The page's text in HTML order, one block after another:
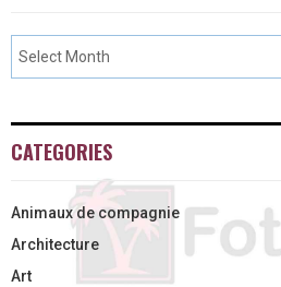
CATEGORIES
Animaux de compagnie
Architecture
Art